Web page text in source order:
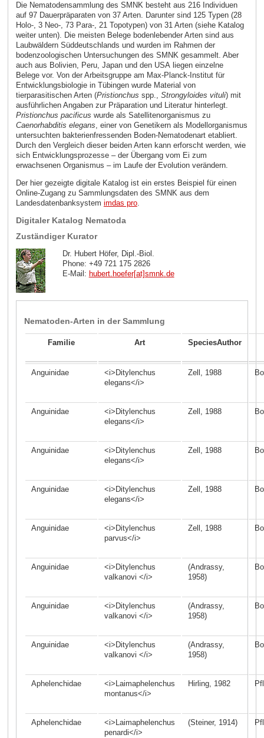
Die Nematodensammlung des SMNK besteht aus 216 Individuen
auf 97 Dauerpräparaten von 37 Arten. Darunter sind 125 Typen (28
Holo-, 3 Neo-, 73 Para-, 21 Topotypen) von 31 Arten (siehe Katalog
weiter unten). Die meisten Belege bodenlebender Arten sind aus
Laubwäldern Süddeutschlands und wurden im Rahmen der
bodenzoologischen Untersuchungen des SMNK gesammelt. Aber
auch aus Bolivien, Peru, Japan und den USA liegen einzelne
Belege vor. Von der Arbeitsgruppe am Max-Planck-Institut für
Entwicklungsbiologie in Tübingen wurde Material von
tierparasitischen Arten (Pristionchus spp., Strongyloides vituli) mit
ausführlichen Angaben zur Präparation und Literatur hinterlegt.
Pristionchus pacificus wurde als Satellitenorganismus zu
Caenorhabditis elegans, einer von Genetikern als Modellorganismus
untersuchten bakterienfressenden Boden-Nematodenart etabliert.
Durch den Vergleich dieser beiden Arten kann erforscht werden, wie
sich Entwicklungsprozesse – der Übergang vom Ei zum
erwachsenen Organismus – im Laufe der Evolution verändern.
Der hier gezeigte digitale Katalog ist ein erstes Beispiel für einen
Online-Zugang zu Sammlungsdaten des SMNK aus dem
Landesdatenbanksystem imdas pro.
Digitaler Katalog Nematoda
Zuständiger Kurator
Dr. Hubert Höfer, Dipl.-Biol.
Phone: +49 721 175 2826
E-Mail: hubert.hoefer[at]smnk.de
Nematoden-Arten in der Sammlung
Familie Art SpeciesAuthor
Anguinidae
<i>Ditylenchus
elegans</i>
Zell, 1988
Anguinidae
<i>Ditylenchus
elegans</i>
Zell, 1988
Anguinidae
<i>Ditylenchus
elegans</i>
Zell, 1988
Anguinidae
<i>Ditylenchus
elegans</i>
Zell, 1988
Anguinidae
<i>Ditylenchus
parvus</i>
Zell, 1988
Anguinidae
<i>Ditylenchus
valkanovi </i>
(Andrassy,
1958)
Anguinidae
<i>Ditylenchus
valkanovi </i>
(Andrassy,
1958)
Anguinidae
<i>Ditylenchus
valkanovi </i>
(Andrassy,
1958)
Aphelenchidae
<i>Laimaphelenchus
montanus</i>
Hirling, 1982
Aphelenchidae
<i>Laimaphelenchus
penardi</i>
(Steiner, 1914)